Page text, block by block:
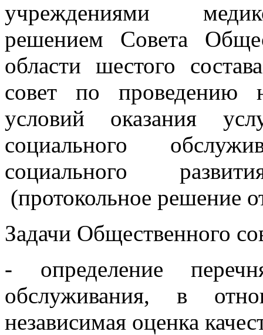
учреждениями
решением Совета
области шестого
совет по проведению
условий оказания
социального
социального
(протокольное решение
Задачи Общественного
- определение
обслуживания, в
независимая оценка